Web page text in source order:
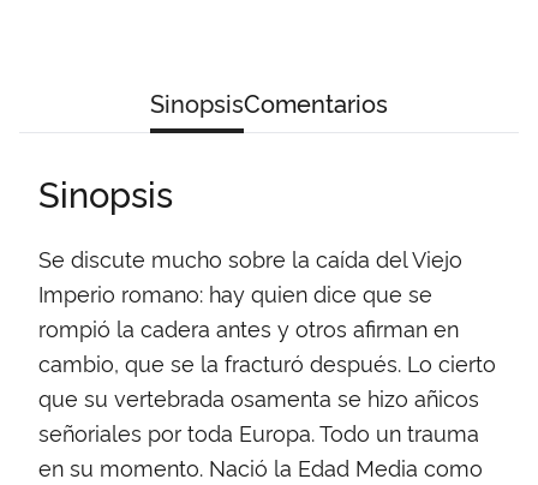
SinopsisComentarios
Sinopsis
Se discute mucho sobre la caída del Viejo
Imperio romano: hay quien dice que se
rompió la cadera antes y otros afirman en
cambio, que se la fracturó después. Lo cierto
que su vertebrada osamenta se hizo añicos
señoriales por toda Europa. Todo un trauma
en su momento. Nació la Edad Media como